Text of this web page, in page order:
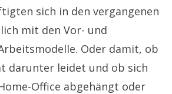
sich in den vergangenen
mit den Vor- und
Oder damit, ob
darunter leidet und ob sich
Office abgehängt oder